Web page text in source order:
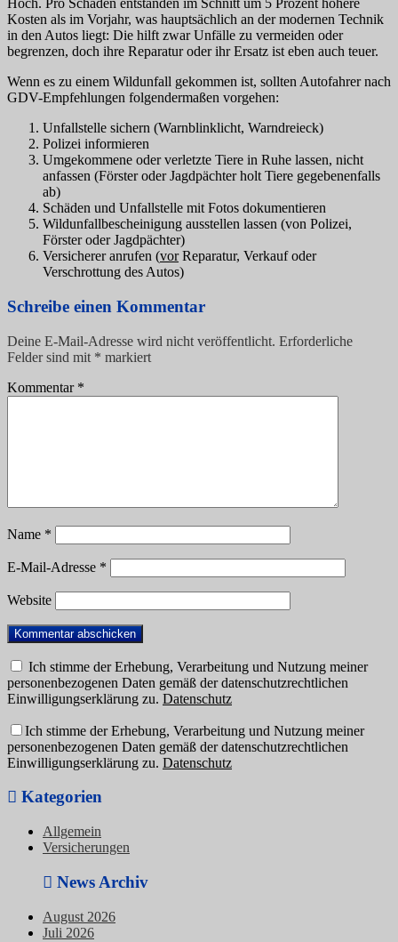
Hoch. Pro Schaden entstanden im Schnitt um 5 Prozent höhere
Kosten als im Vorjahr, was hauptsächlich an der modernen Technik
in den Autos liegt: Die hilft zwar Unfälle zu vermeiden oder
begrenzen, doch ihre Reparatur oder ihr Ersatz ist eben auch teuer.
Wenn es zu einem Wildunfall gekommen ist, sollten Autofahrer nach
GDV-Empfehlungen folgendermaßen vorgehen:
Unfallstelle sichern (Warnblinklicht, Warndreieck)
Polizei informieren
Umgekommene oder verletzte Tiere in Ruhe lassen, nicht
anfassen (Förster oder Jagdpächter holt Tiere gegebenenfalls
ab)
Schäden und Unfallstelle mit Fotos dokumentieren
Wildunfallbescheinigung ausstellen lassen (von Polizei,
Förster oder Jagdpächter)
Versicherer anrufen (vorReparatur, Verkauf oder
Verschrottung des Autos)
Schreibe einen Kommentar
Deine E-Mail-Adresse wird nicht veröffentlicht. Erforderliche
Felder sind mit * markiert
Kommentar *
Name *
E-Mail-Adresse *
Website
Ich stimme der Erhebung, Verarbeitung und Nutzung meiner
personenbezogenen Daten gemäß der datenschutzrechtlichen
Einwilligungserklärung zu. Datenschutz
Ich stimme der Erhebung, Verarbeitung und Nutzung meiner
personenbezogenen Daten gemäß der datenschutzrechtlichen
Einwilligungserklärung zu. Datenschutz
Kategorien
Allgemein
Versicherungen
News Archiv
August 2026
Juli 2026